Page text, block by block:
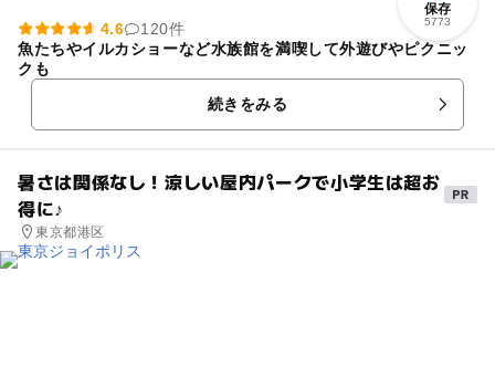
保存
5773
4.6
120件
魚たちやイルカショーなど水族館を満喫して外遊びやピクニッ
クも
続きをみる
暑さは関係なし！涼しい屋内パークで小学生は超お
得に♪
東京都港区